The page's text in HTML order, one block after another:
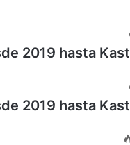
2019 hasta Kast
2019 hasta Kast